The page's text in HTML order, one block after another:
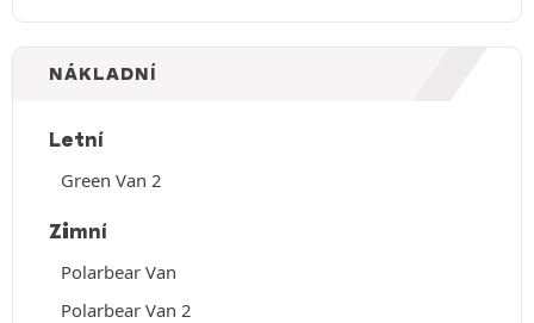
NÁKLADNÍ
Letní
Green Van 2
Zimní
Polarbear Van
Polarbear Van 2